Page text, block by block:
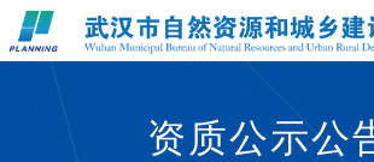
资质公示公